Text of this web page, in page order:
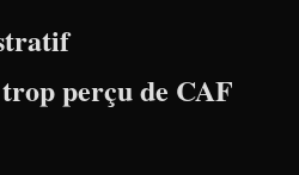
perçu de CAF